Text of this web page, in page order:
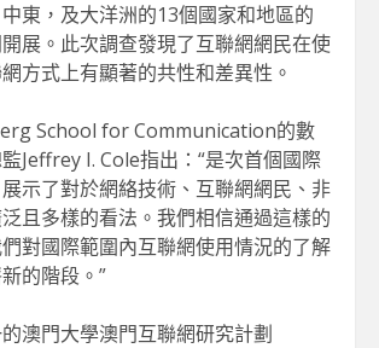
東，及大洋洲的13個國家和地區的
展。此次調查發現了互聯網網民在使
方式上有顯著的共性和差異性。
School for Communication的數
Jeffrey I. Cole指出：“是次首個國際
示了對於網絡技術、互聯網網民、非
且多樣的看法。我們相信通過這樣的
對國際範圍內互聯網使用情況的了解
的階段。”
澳門大學澳門互聯網研究計劃